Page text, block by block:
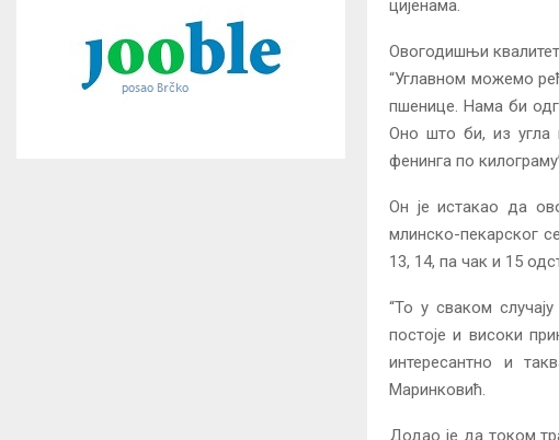
цијенама.
Овогодишњи
“Углавном можемо
пшенице. Нама би
Оно што би, из угла
фенинга по
Он је истакао да
млинско-пекарског
13, 14, па чак и 15
“То у сваком
постоје и високи
интересантно и
Маринковић.
Додао је да током